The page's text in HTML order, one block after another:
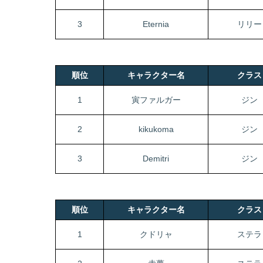
3 Eternia リリー
順位 キャラクター名 クラ
1 寅ファルガー ジン
2 kikukoma ジン
3 Demitri ジン
順位 キャラクター名 クラ
1 クドリャ ステラ